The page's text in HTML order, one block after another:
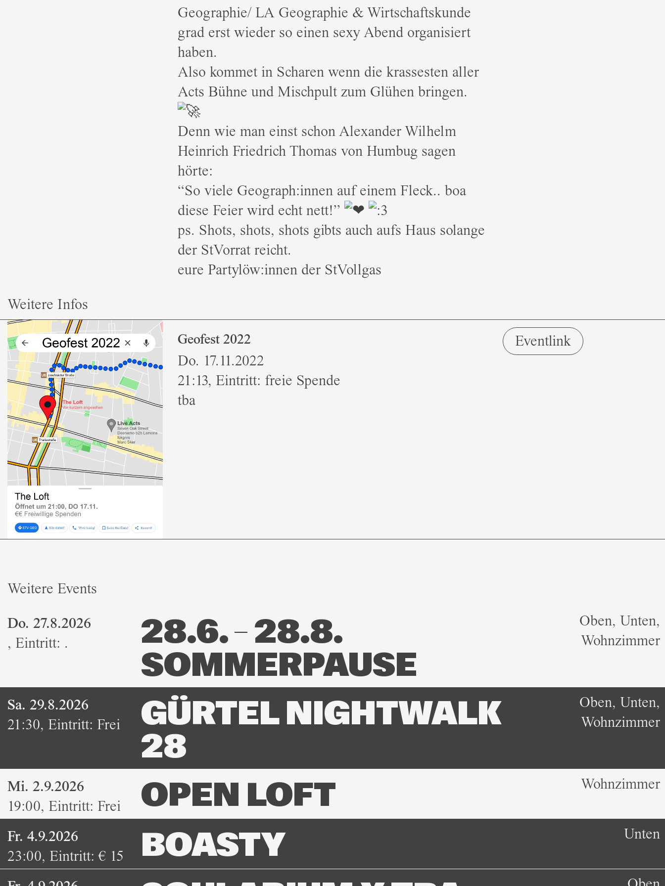
Geographie/ LA Geographie & Wirtschaftskunde
grad erst wieder so einen sexy Abend organisiert
haben.
Also kommet in Scharen wenn die krassesten aller
Acts Bühne und Mischpult zum Glühen bringen.
Denn wie man einst schon Alexander Wilhelm
Heinrich Friedrich Thomas von Humbug sagen
hörte:
“So viele Geograph:innen auf einem Fleck.. boa
diese Feier wird echt nett!”
ps. Shots, shots, shots gibts auch aufs Haus solange
der StVorrat reicht.
eure Partylöw:innen der StVollgas
Weitere Infos
Geofest 2022
Do. 17.11.2022
21:13, Eintritt: freie Spende
tba
Eventlink
Weitere Events
Do. 27.8.2026
, Eintritt: .
28.6. – 28.8.
SOMMERPAUSE
Oben, Unten,
Wohnzimmer
Sa. 29.8.2026
21:30, Eintritt: Frei
GÜRTEL NIGHTWALK
28
Oben, Unten,
Wohnzimmer
Mi. 2.9.2026
19:00, Eintritt: Frei OPEN LOFT Wohnzimmer
Fr. 4.9.2026
23:00, Eintritt:€ 15 BOASTY Unten